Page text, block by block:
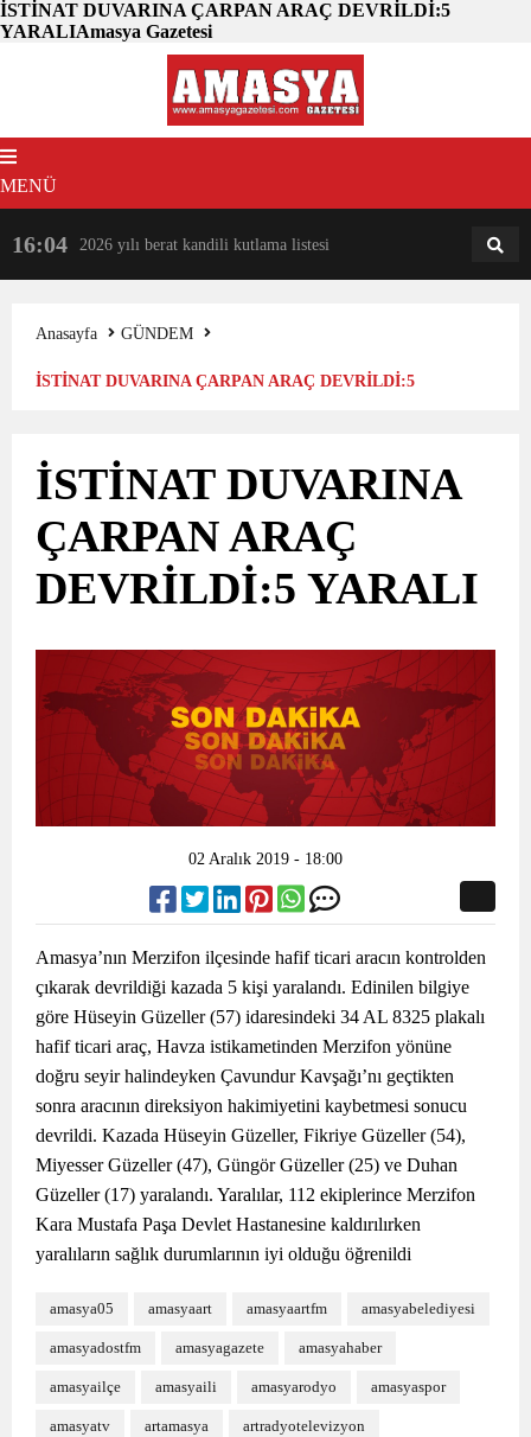
İSTİNAT DUVARINA ÇARPAN ARAÇ DEVRİLDİ:5
YARALIAmasya Gazetesi
MENÜ
16:04 2026 yılı berat kandili kutlama listesi 18:31
Anasayfa
GÜNDEM
İSTİNAT DUVARINA ÇARPAN ARAÇ DEVRİLDİ:5
İSTİNAT DUVARINA
ÇARPAN ARAÇ
DEVRİLDİ:5 YARALI
02 Aralık 2019 - 18:00
Amasya’nın Merzifon ilçesinde hafif ticari aracın kontrolden
çıkarak devrildiği kazada 5 kişi yaralandı. Edinilen bilgiye
göre Hüseyin Güzeller (57) idaresindeki 34 AL 8325 plakalı
hafif ticari araç, Havza istikametinden Merzifon yönüne
doğru seyir halindeyken Çavundur Kavşağı’nı geçtikten
sonra aracının direksiyon hakimiyetini kaybetmesi sonucu
devrildi. Kazada Hüseyin Güzeller, Fikriye Güzeller (54),
Miyesser Güzeller (47), Güngör Güzeller (25) ve Duhan
Güzeller (17) yaralandı. Yaralılar, 112 ekiplerince Merzifon
Kara Mustafa Paşa Devlet Hastanesine kaldırılırken
yaralıların sağlık durumlarının iyi olduğu öğrenildi
amasya05 amasyaart amasyaartfm amasyabelediyesi
amasyadostfm amasyagazete amasyahaber
amasyailçe amasyaili amasyarodyo amasyaspor
amasyatv artamasya artradyotelevizyon